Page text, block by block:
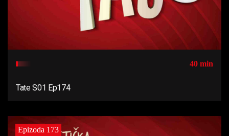
40 min
Tate S01 Ep174
Epizoda 173